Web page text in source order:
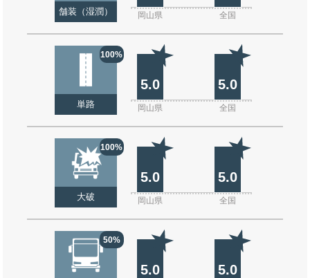
舗装（湿潤） 岡山県 全国
100%
単路
5.0 5.0
岡山県 全国
100%
大破
5.0 5.0
岡山県 全国
50%
5.0 5.0